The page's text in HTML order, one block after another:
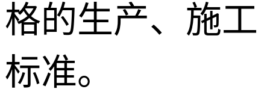
格的生产、施工
标准。